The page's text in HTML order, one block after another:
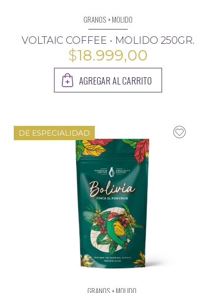
GRANOS + MOLIDO
VOLTAIC COFFEE • MOLIDO 250GR.
$18.999,00
AGREGAR AL CARRITO
DE ESPECIALIDAD
GRANOS + MOLIDO